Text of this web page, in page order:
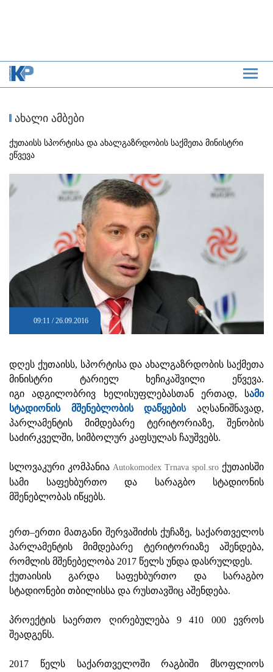
ახალი ამბები
ქუთაისს სპორტისა და ახალგაზრდობის საქმეთა მინისტრი
ეწვევა
09:11 / 26.09.2016
დღეს ქუთაისს, სპორტისა და ახალგაზრდობის საქმეთა
მინისტრი ტარიელ ხეჩიკაშვილი ეწვევა.
იგი ადგილობრივ ხელისუფლებასთან ერთად, სამი
სტადიონის მშენებლობის დაწყებისაღსანიშნავად,
პარლამენტის მიმდებარე ტერიტორიაზე, შენობის
საძირკველში, სიმბოლურ კაფსულას ჩაუშვებს.
სლოვაკური კომპანია Autokomodex Trnava spol.sro ქუთაისში
სამი საფეხბურთო და სარაგბო სტადიონის
მშენებლობას იწყებს.
ერთ–ერთი მათგანი შერვაშიძის ქუჩაზე, საქართველოს
პარლამენტის მიმდებარე ტერიტორიაზე აშენდება,
რომლის მშენებელობა 2017 წელს უნდა დასრულდეს.
ქუთაისის გარდა საფეხბურთო და სარაგბო
სტადიონები თბილისსა და რუსთავშიც აშენდება.
პროექტის საერთო ღირებულება 9 410 000 ევროს
შეადგენს.
2017 წელს საქართველოში რაგბიში მსოფლიოს